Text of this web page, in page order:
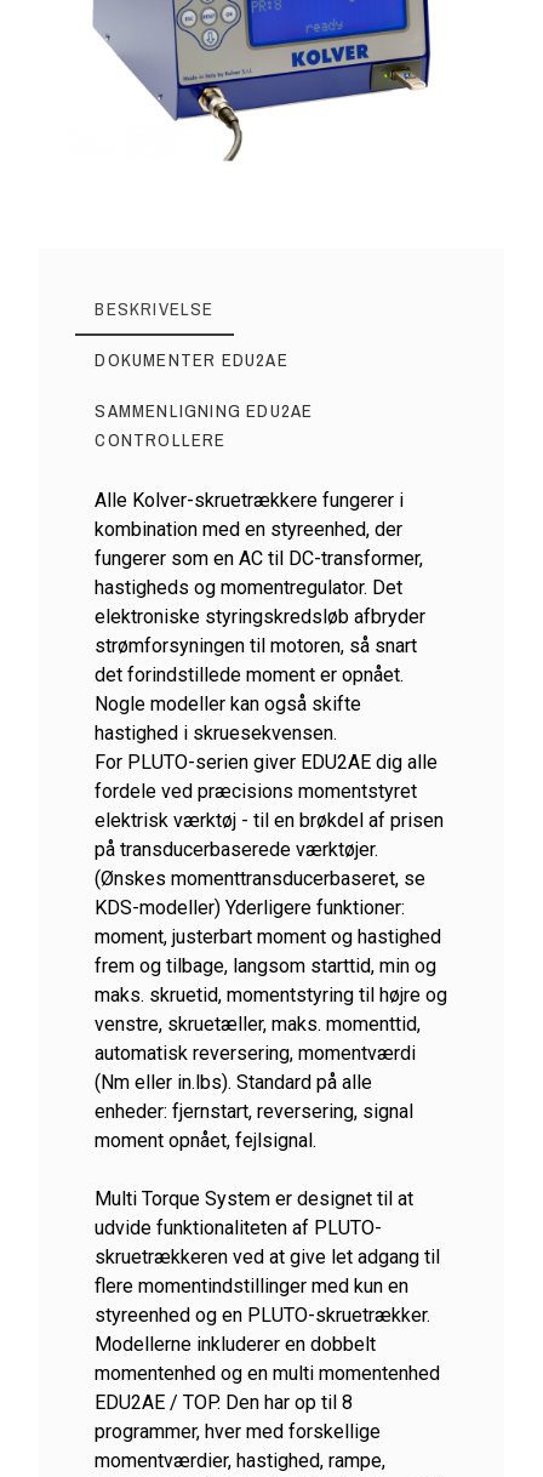
BESKRIVELSE
DOKUMENTER EDU2AE
SAMMENLIGNING EDU2AE
CONTROLLERE
Alle Kolver-skruetrækkere fungerer i
kombination med en styreenhed, der
fungerer som en AC til DC-transformer,
hastigheds og momentregulator. Det
elektroniske styringskredsløb afbryder
strømforsyningen til motoren, så snart
det forindstillede moment er opnået.
Nogle modeller kan også skifte
hastighed i skruesekvensen.
For PLUTO-serien giver EDU2AE dig alle
fordele ved præcisions momentstyret
elektrisk værktøj - til en brøkdel af prisen
på transducerbaserede værktøjer.
(Ønskes momenttransducerbaseret, se
KDS-modeller) Yderligere funktioner:
moment, justerbart moment og hastighed
frem og tilbage, langsom starttid, min og
maks. skruetid, momentstyring til højre og
venstre, skruetæller, maks. momenttid,
automatisk reversering, momentværdi
(Nm eller in.lbs). Standard på alle
enheder: fjernstart, reversering, signal
moment opnået, fejlsignal.
Multi Torque System er designet til at
udvide funktionaliteten af ​​PLUTO-
skruetrækkeren ved at give let adgang til
flere momentindstillinger med kun en
styreenhed og en PLUTO-skruetrækker.
Modellerne inkluderer en dobbelt
momentenhed og en multi momentenhed
EDU2AE / TOP. Den har op til 8
programmer, hver med forskellige
momentværdier, hastighed, rampe,